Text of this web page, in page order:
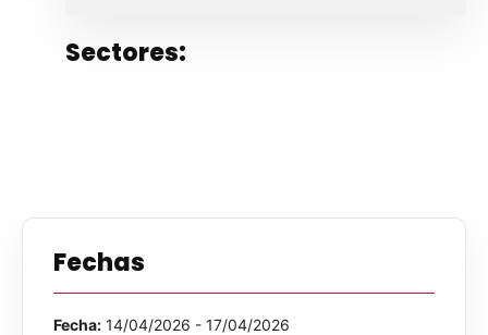
Sectores:
Fechas
Fecha: 14/04/2026 - 17/04/2026